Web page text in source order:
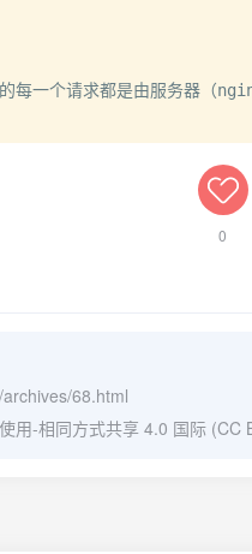
的每一个请求都是由服务器（
0
68.html
用-相同方式共享 4.0 国际 (CC